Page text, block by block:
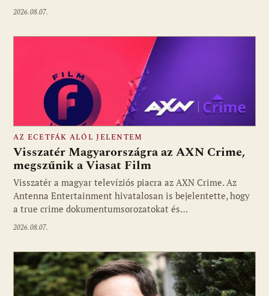
2026.08.07.
Fotó: media1.hu
AZ ECETFÁK ALÓL JELENTEM
Visszatér Magyarországra az AXN Crime,
megszűnik a Viasat Film
Visszatér a magyar televíziós piacra az AXN Crime. Az
Antenna Entertainment hivatalosan is bejelentette, hogy
a true crime dokumentumsorozatokat és…
2026.08.07.